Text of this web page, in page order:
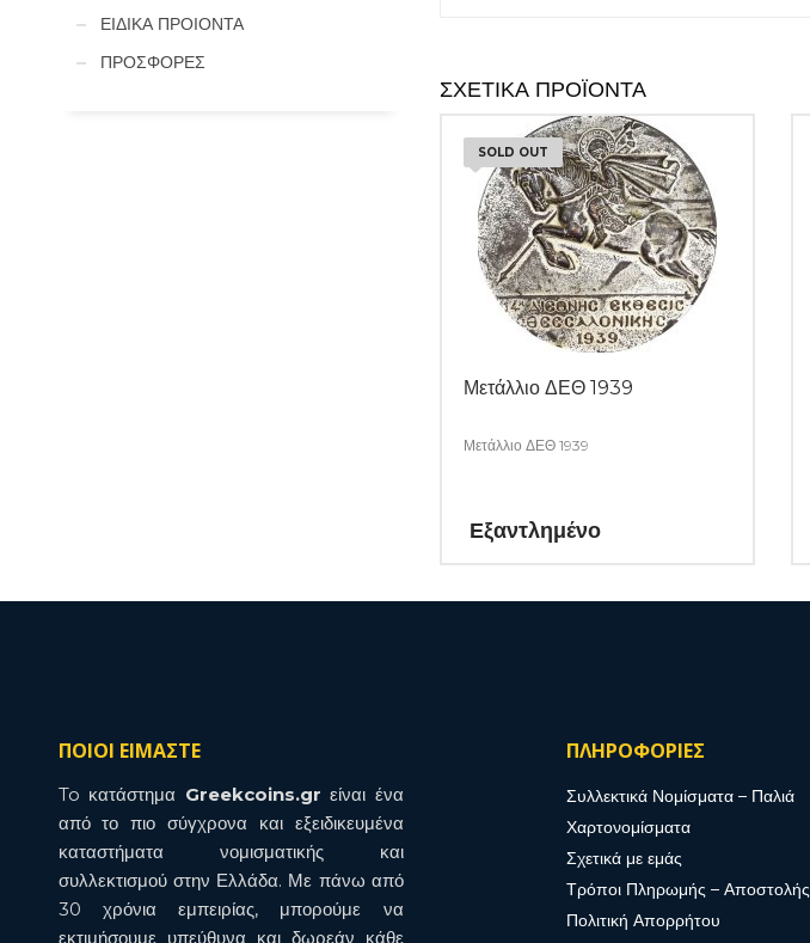
ΣΧΕΤΙΚΆ ΠΡΟΪΌΝΤΑ
SOLD OUT
Μετάλλιο ΔΕΘ 1939
Μετάλλιο ΔΕΘ 1939
Εξαντλημένο
ΕΙΔΙΚΑ ΠΡΟΙΟΝΤΑ
ΠΡΟΣΦΟΡΕΣ
ΠΟΙΟΙ ΕΙΜΑΣΤΕ
To κατάστημα Greekcoins.gr είναι ένα
από το πιο σύγχρονα και εξειδικευμένα
καταστήματα νομισματικής και
συλλεκτισμού στην Ελλάδα. Με πάνω από
30 χρόνια εμπειρίας, μπορούμε να
εκτιμήσουμε υπεύθυνα και δωρεάν κάθε
ΠΛΗΡΟΦΟΡΙΕΣ
Συλλεκτικά Νομίσματα – Παλιά
Χαρτονομίσματα
Σχετικά με εμάς
Τρόποι Πληρωμής – Αποστολής
Πολιτική Απορρήτου